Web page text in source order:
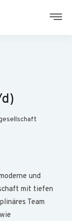
und
mit tiefen
Team